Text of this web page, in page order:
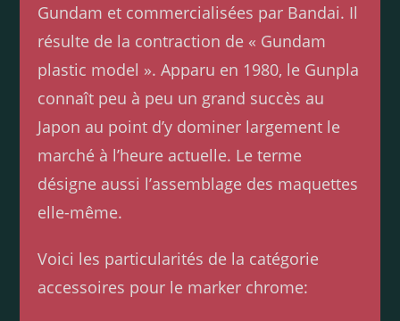
Gundam et commercialisées par Bandai. Il
résulte de la contraction de « Gundam
plastic model ». Apparu en 1980, le Gunpla
connaît peu à peu un grand succès au
Japon au point d’y dominer largement le
marché à l’heure actuelle. Le terme
désigne aussi l’assemblage des maquettes
elle-même.
Voici les particularités de la catégorie
accessoires pour le marker chrome: